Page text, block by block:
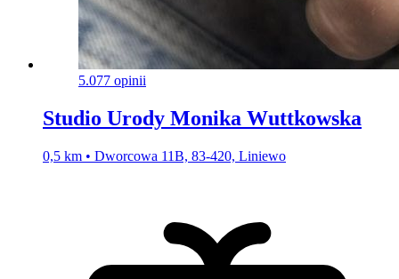
5.077 opinii
Studio Urody Monika Wuttkowska
0,5 km • Dworcowa 11B, 83-420, Liniewo